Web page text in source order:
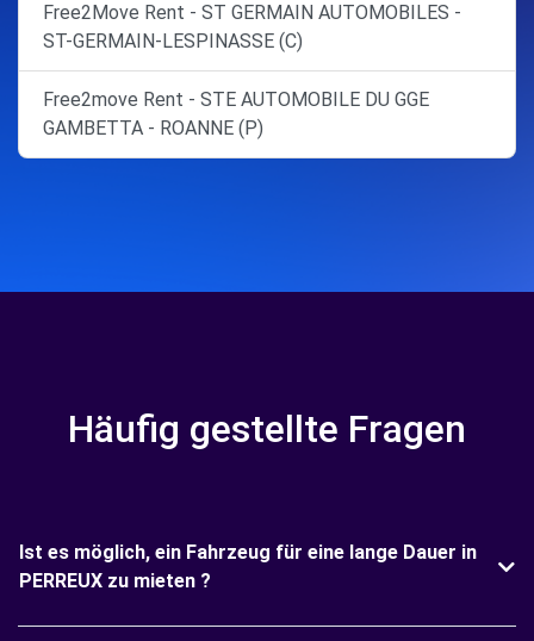
Free2Move Rent - ST GERMAIN AUTOMOBILES -
ST-GERMAIN-LESPINASSE (C)
Free2move Rent - STE AUTOMOBILE DU GGE
GAMBETTA - ROANNE (P)
Häufig gestellte Fragen
Ist es möglich, ein Fahrzeug für eine lange Dauer in
PERREUX zu mieten ?